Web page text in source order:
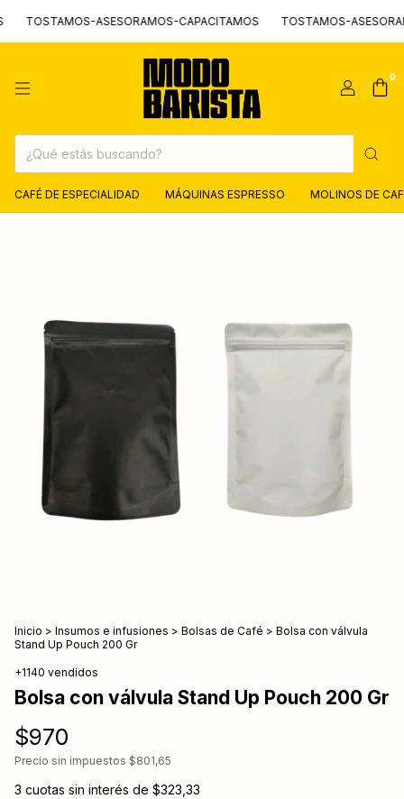
TOSTAMOS-ASESORAMOS-CAPACITAMOS TOSTAMOS-
0
CAFÉ DE ESPECIALIDAD MÁQUINAS ESPRESSO MOLINOS DE
Inicio > Insumos e infusiones > Bolsas de Café > Bolsa con válvula
Stand Up Pouch 200 Gr
+1140 vendidos
Bolsa con válvula Stand Up Pouch 200 Gr
$970
Precio sin impuestos $801,65
3 cuotas sin interés de $323,33